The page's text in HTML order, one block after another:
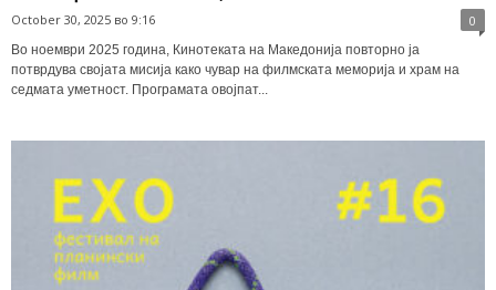
October 30, 2025 во 9:16 0
Во ноември 2025 година, Кинотеката на Македонија повторно ја
потврдува својата мисија како чувар на филмската меморија и храм на
седмата уметност. Програмата овојпат...